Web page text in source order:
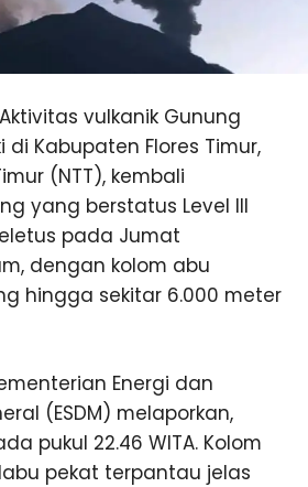
Aktivitas vulkanik Gunung
di Kabupaten Flores Timur,
(NTT), kembali
yang berstatus Level III
pada Jumat
dengan kolom abu
hingga sekitar 6.000 meter
Energi dan
(ESDM) melaporkan,
pukul 22.46 WITA. Kolom
pekat terpantau jelas